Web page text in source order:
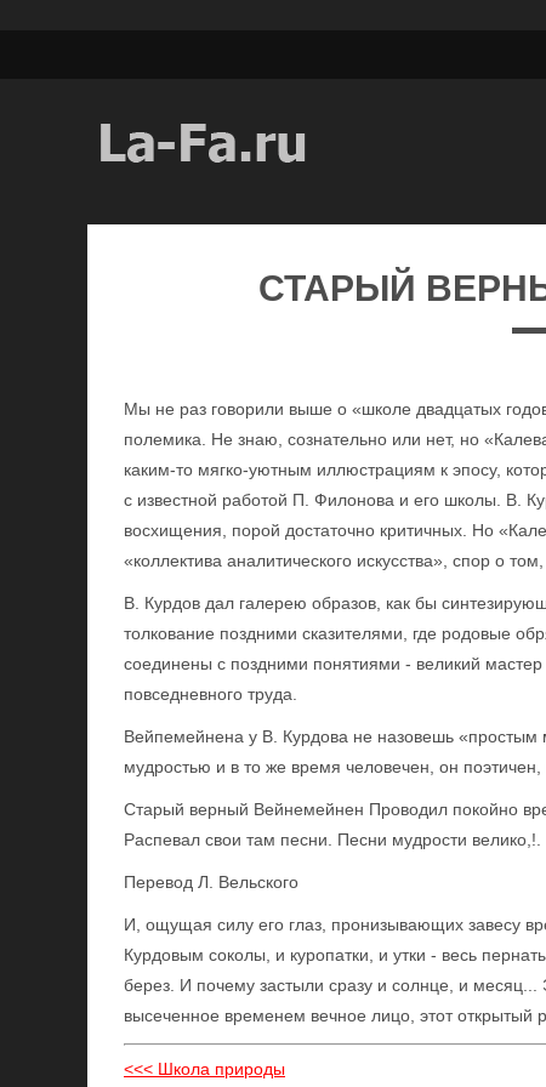
СТАРЫЙ
Мы не раз говорили выше о «школе двадцатых
полемика. Не знаю, сознательно или нет, но
каким-то мягко-уютным иллюстрациям к эпосу,
с известной работой П. Филонова и его школы. В.
восхищения, порой достаточно критичных. Но
«коллектива аналитического искусства», спор о
В. Курдов дал галерею образов, как бы
толкование поздними сказителями, где родовые
соединены с поздними понятиями - великий мастер
повседневного труда.
Вейпемейнена у В. Курдова не назовешь
мудростью и в то же время человечен, он
Старый верный Вейнемейнен Проводил покойно
Распевал свои там песни. Песни мудрости велико,!.
Перевод Л. Вельского
И, ощущая силу его глаз, пронизывающих завесу
Курдовым соколы, и куропатки, и утки - весь
берез. И почему застыли сразу и солнце, и месяц...
высеченное временем вечное лицо, этот открытый
<<< Школа природы